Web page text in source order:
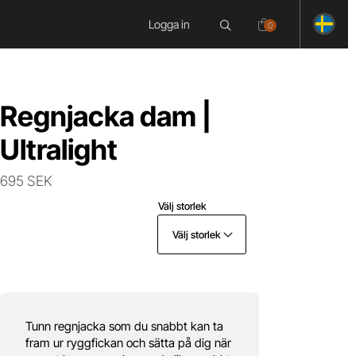
Logga in 0
Regnjacka dam |
Ultralight
695 SEK
Välj storlek
Välj storlek
Tunn regnjacka som du snabbt kan ta
fram ur ryggfickan och sätta på dig när